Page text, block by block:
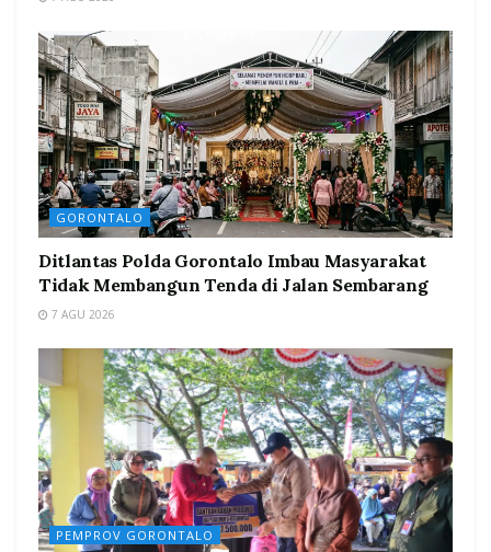
GORONTALO
Ditlantas Polda Gorontalo Imbau Masyarakat
Tidak Membangun Tenda di Jalan Sembarang
7 AGU 2026
PEMPROV GORONTALO